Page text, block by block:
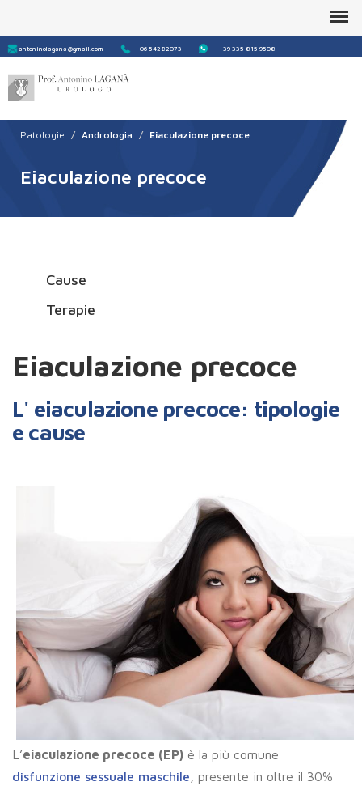
Form
di
ricerca
Cerca
antoninolagana@gmail.com 06 54282073 +39 335 815 9508
Patologie Andrologia Eiaculazione precoce
Eiaculazione precoce
Cause
Terapie
Eiaculazione precoce
L' eiaculazione precoce: tipologie
e cause
L’eiaculazione precoce (EP) è la più comune
disfunzione sessuale maschile , presente in oltre il 30%